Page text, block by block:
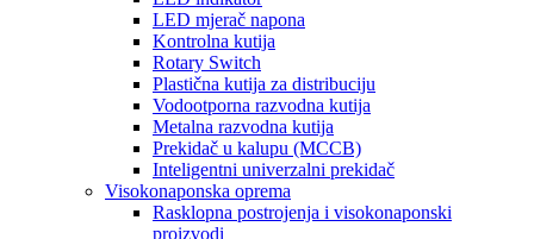
LED mjerač napona
Kontrolna kutija
Rotary Switch
Plastična kutija za distribuciju
Vodootporna razvodna kutija
Metalna razvodna kutija
Prekidač u kalupu (MCCB)
Inteligentni univerzalni prekidač
Visokonaponska oprema
Rasklopna postrojenja i visokonaponski
proizvodi